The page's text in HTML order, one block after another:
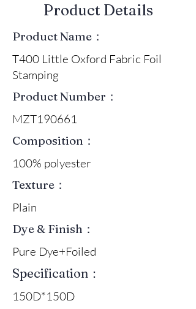
​Product Details
Product Name：
T400 Little Oxford Fabric Foil
Stamping
Product Number：
MZT190661
Composition：
100% polyester
Texture：
Plain
Dye & Finish：
Pure Dye+Foiled
Specification：
150D*150D